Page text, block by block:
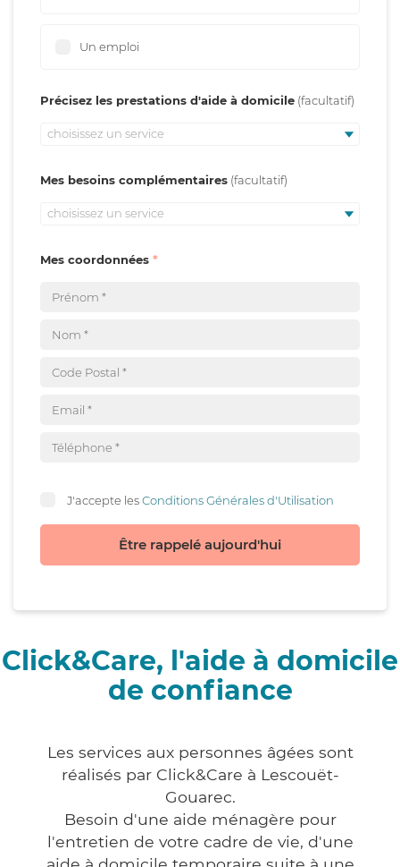
Un emploi
Précisez les prestations d'aide à domicile
choisissez un service
Mes besoins complémentaires
choisissez un service
Mes coordonnées
J'accepte lesConditions Générales d'Utilisation
Être rappelé aujourd'hui
Click&Care, l'aide à domicile
de confiance
Les services aux personnes âgées sont
réalisés par Click&Care à Lescouët-
Gouarec.
Besoin d'une aide ménagère pour
l'entretien de votre cadre de vie, d'une